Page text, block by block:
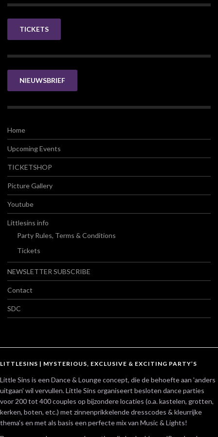
TICKETS
NIEUWSBRIEF
Home
Upcoming Events
TICKETSHOP
Picture Gallery
Youtube
Littlesins info
Party Rules, Terms & Conditions
Tickets
NEWSLETTER SUBSCRIBE
Contact
SDC
LITTLESINS | MYSTERIOUS, EXCLUSIVE & EXCITING PARTY’S
Little Sins is een Dance & Lounge concept, die de behoefte aan 'anders
uitgaan' wil vervullen. Little Sins organiseert besloten dance parties
voor 200 tot 400 couples op bijzondere locaties (o.a. kastelen, grotten,
kerken, boten, etc.) met zinnenprikkelende dresscodes & kleurrijke
thema's en met als basis een perfecte mix van Music & Lights!